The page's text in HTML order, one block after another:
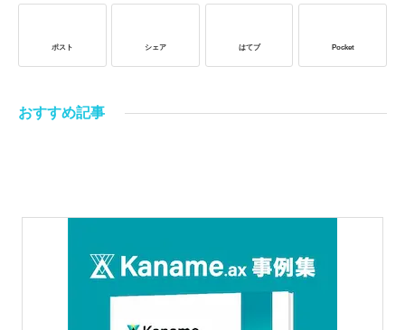
ポスト シェア はてブ Pocket
おすすめ記事